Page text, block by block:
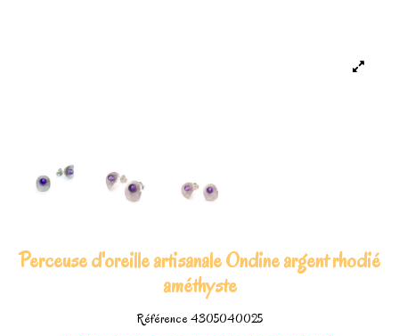
Perceuse d'oreille artisanale Ondine argent rhodié
améthyste
Référence4305040025